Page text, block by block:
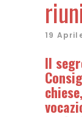
19
Il